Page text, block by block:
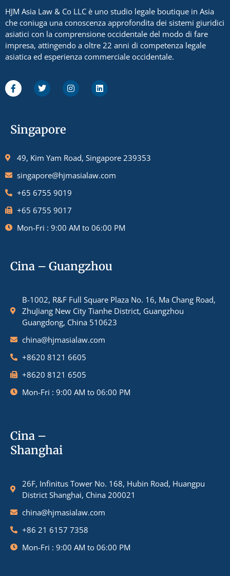
HJM Asia Law & Co LLC è uno studio legale boutique in Asia
che coniuga una conoscenza approfondita dei sistemi giuridici
asiatici con la comprensione occidentale del modo di fare
impresa, attingendo a oltre 22 anni di competenza legale
asiatica ed esperienza commerciale occidentale.
Singapore
49, Kim Yam Road, Singapore 239353
singapore@hjmasialaw.com
+65 6755 9019
+65 6755 9017
Mon-Fri : 9:00 AM to 06:00 PM
Cina – Guangzhou
B-1002, R&F Full Square Plaza No. 16, Ma Chang Road,
ZhuJiang New City Tianhe District, Guangzhou
Guangdong, China 510623
china@hjmasialaw.com
+8620 8121 6605
+8620 8121 6505
Mon-Fri : 9:00 AM to 06:00 PM
Cina –
Shanghai
26F, Infinitus Tower No. 168, Hubin Road, Huangpu
District Shanghai, China 200021
china@hjmasialaw.com
+86 21 6157 7358
Mon-Fri : 9:00 AM to 06:00 PM